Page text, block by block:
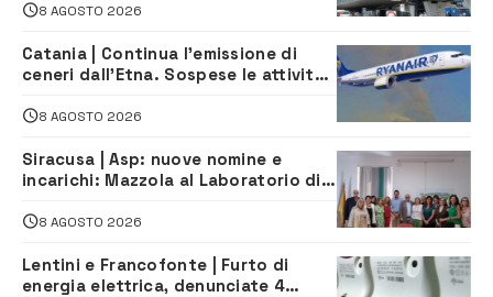
8 AGOSTO 2026
Catania | Continua l’emissione di
ceneri dall’Etna. Sospese le attività
8 AGOSTO 2026
Siracusa | Asp: nuove nomine e
incarichi: Mazzola al Laboratorio di
Servizio Legale
8 AGOSTO 2026
Lentini e Francofonte | Furto di
energia elettrica, denunciate 4